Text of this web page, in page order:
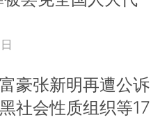
豪张新明再遭公诉
社会性质组织等17